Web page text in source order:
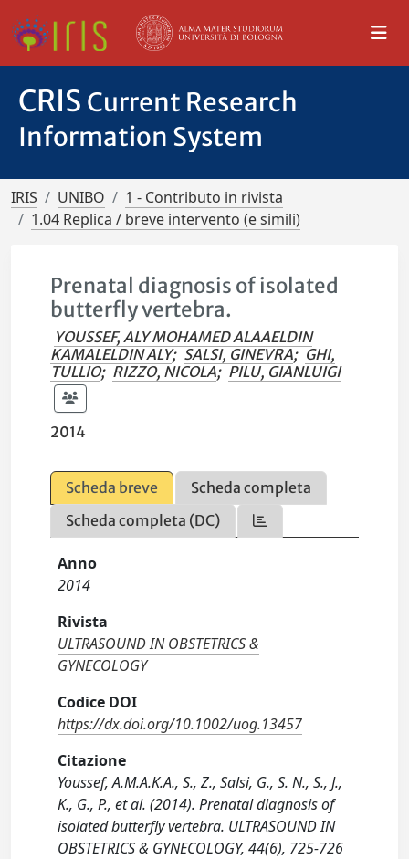
CRIS Current Research
Information System
IRIS UNIBO
1 - Contributo in rivista
1.04 Replica / breve intervento (e simili)
Prenatal diagnosis of isolated
butterfly vertebra.
YOUSSEF, ALY MOHAMED ALAAELDIN
KAMALELDIN ALY; SALSI, GINEVRA; GHI,
TULLIO; RIZZO, NICOLA; PILU, GIANLUIGI
2014
Scheda breve
Scheda completa
Scheda completa (DC)
Anno
2014
Rivista
ULTRASOUND IN OBSTETRICS &
GYNECOLOGY
Codice DOI
https://dx.doi.org/10.1002/uog.13457
Citazione
Youssef, A.M.A.K.A., S., Z., Salsi, G., S. N., S., J.,
K., G., P., et al. (2014). Prenatal diagnosis of
isolated butterfly vertebra. ULTRASOUND IN
OBSTETRICS & GYNECOLOGY, 44(6), 725-726